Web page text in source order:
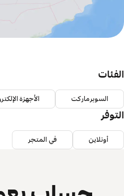
الفئات
السوبرماركت الأجهزة
التوفر
أونلاين في المتجر